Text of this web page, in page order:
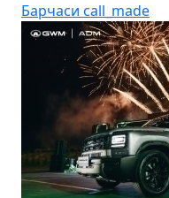
Барчаси call_made